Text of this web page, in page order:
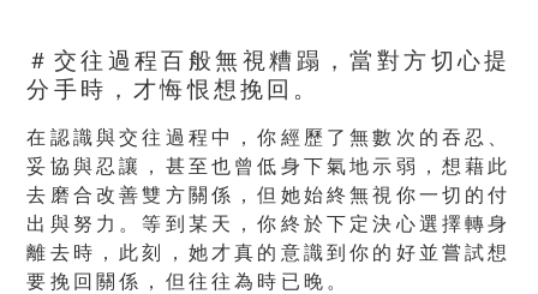
＃交往過程百般無視糟蹋，當對方切心提
分手時，才悔恨想挽回。
在認識與交往過程中，你經歷了無數次的吞忍、
妥協與忍讓，甚至也曾低身下氣地示弱，想藉此
去磨合改善雙方關係，但她始終無視你一切的付
出與努力。等到某天，你終於下定決心選擇轉身
離去時，此刻，她才真的意識到你的好並嘗試想
要挽回關係，但往往為時已晚。